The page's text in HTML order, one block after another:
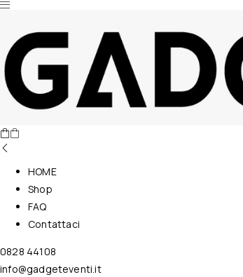
Nessun prodotto nel carrello.
HOME
Shop
FAQ
Contattaci
0828 44108
info@gadgeteventi.it